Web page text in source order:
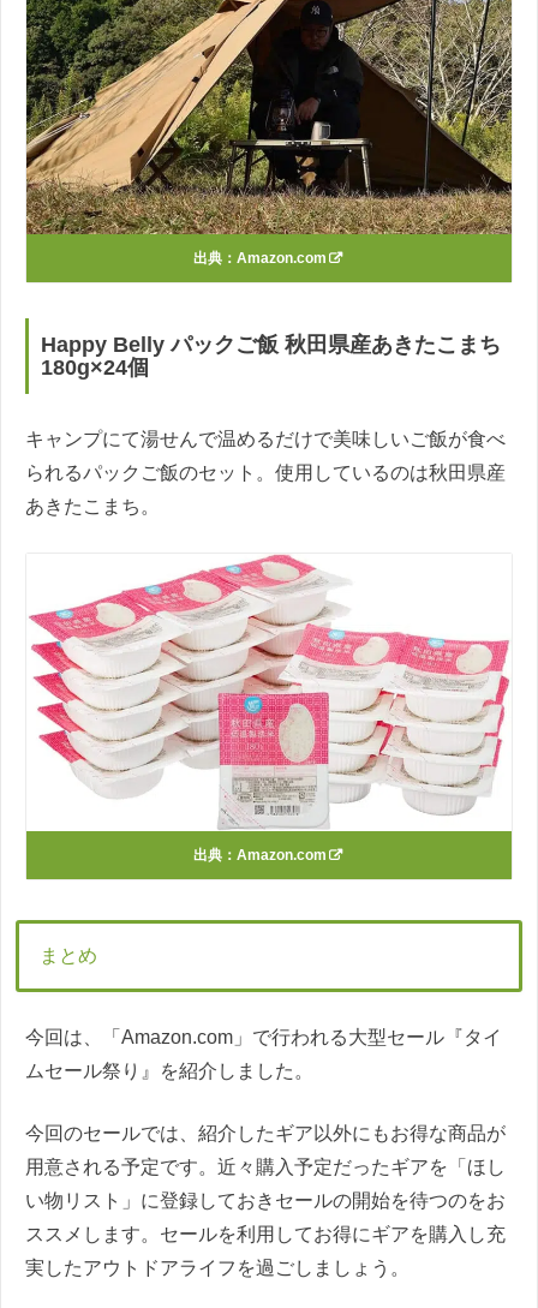
出典： Amazon.com
Happy Belly パックご飯 秋田県産あきたこまち
180g×24個
キャンプにて湯せんで温めるだけで美味しいご飯が食べ
られるパックご飯のセット。使用しているのは秋田県産
あきたこまち。
出典： Amazon.com
まとめ
今回は、「Amazon.com」で行われる大型セール『タイ
ムセール祭り』を紹介しました。
今回のセールでは、紹介したギア以外にもお得な商品が
用意される予定です。近々購入予定だったギアを「ほし
い物リスト」に登録しておきセールの開始を待つのをお
ススメします。セールを利用してお得にギアを購入し充
実したアウトドアライフを過ごしましょう。